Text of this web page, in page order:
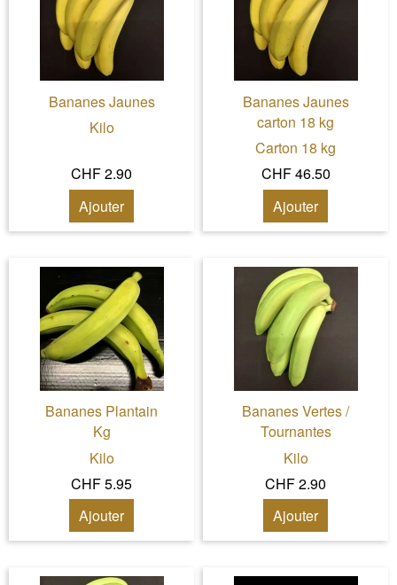
Bananes Jaunes
Kilo
CHF 2.90
Ajouter
Bananes Jaunes
carton 18 kg
Carton 18 kg
CHF 46.50
Ajouter
Bananes Plantain
Kg
Kilo
CHF 5.95
Ajouter
Bananes Vertes /
Tournantes
Kilo
CHF 2.90
Ajouter